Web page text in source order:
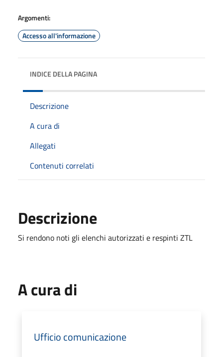
Argomenti:
Accesso all'informazione
INDICE DELLA PAGINA
Descrizione
A cura di
Allegati
Contenuti correlati
Descrizione
Si rendono noti gli elenchi autorizzati e respinti ZTL
A cura di
Ufficio comunicazione